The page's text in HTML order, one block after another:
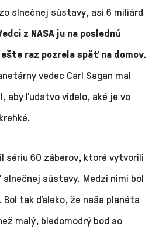
slnečnej sústavy, asi 6 miliárd
z NASA ju na poslednú
raz pozrela späť na domov.
vedec Carl Sagan mal
aby ľudstvo videlo, aké je vo
sériu 60 záberov, ktoré vytvorili
sústavy. Medzi nimi bol
Bol tak ďaleko, že naša planéta
malý, bledomodrý bod so